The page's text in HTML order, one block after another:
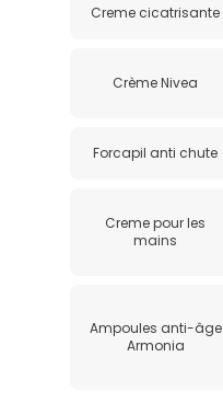
Creme cicatrisante
Crème Nivea
Forcapil anti chute
Creme pour les
mains
Ampoules anti-âge
Armonia